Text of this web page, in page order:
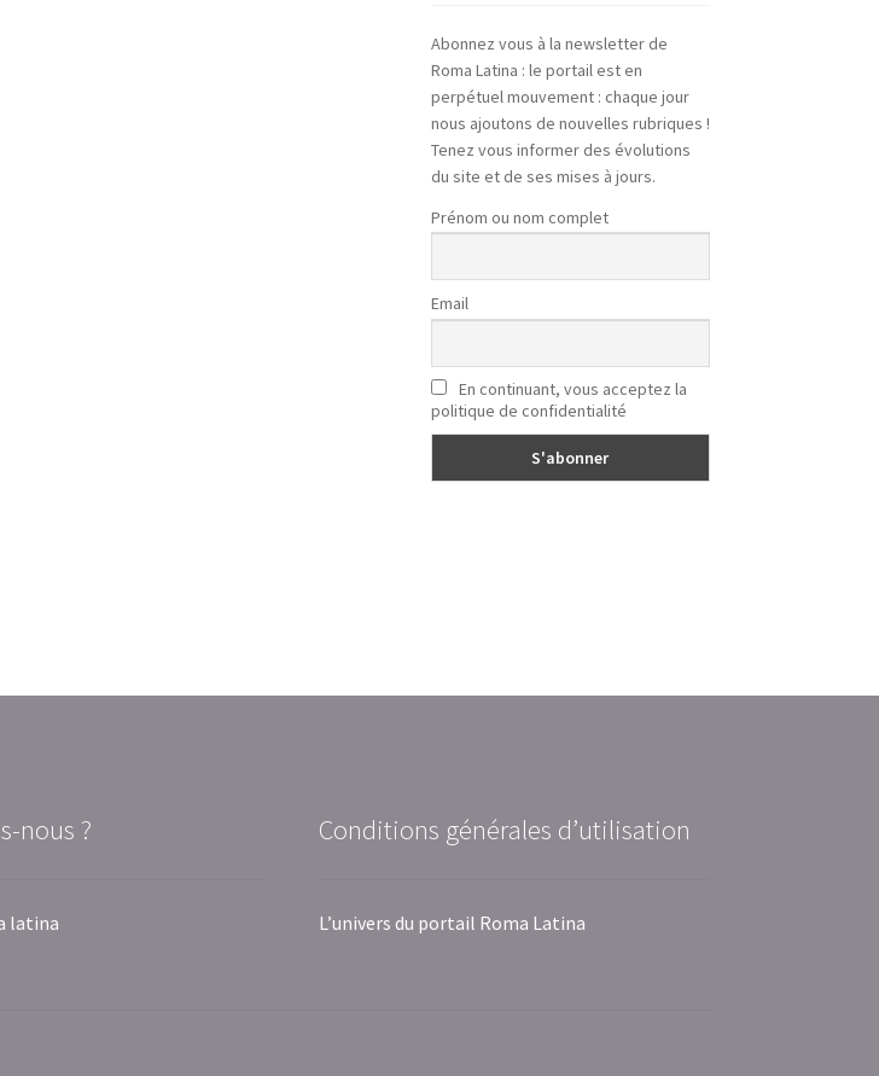
Abonnez vous à la newsletter de
Roma Latina : le portail est en
perpétuel mouvement : chaque jour
nous ajoutons de nouvelles rubriques !
Tenez vous informer des évolutions
du site et de ses mises à jours.
Prénom ou nom complet
Email
En continuant, vous acceptez la
politique de confidentialité
nous ?
latina
Conditions générales d’utilisation
L’univers du portail Roma Latina